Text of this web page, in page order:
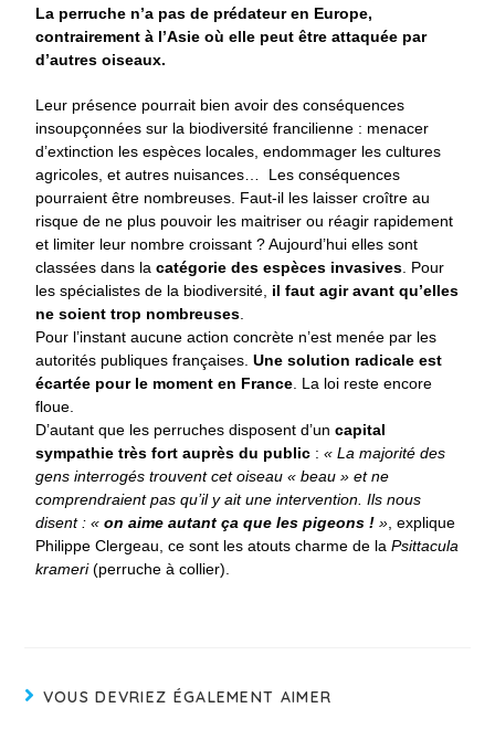
La perruche n’a pas de prédateur en Europe,
contrairement à l’Asie où elle peut être attaquée par
d’autres oiseaux.
Leur présence pourrait bien avoir des conséquences
insoupçonnées sur la biodiversité francilienne : menacer
d’extinction les espèces locales, endommager les cultures
agricoles, et autres nuisances… Les conséquences
pourraient être nombreuses. Faut-il les laisser croître au
risque de ne plus pouvoir les maitriser ou réagir rapidement
et limiter leur nombre croissant ? Aujourd’hui elles sont
classées dans lacatégorie des espèces invasives . Pour
les spécialistes de la biodiversité, il faut agir avant qu’elles
ne soient trop nombreuses
Pour l’instant aucune action concrète n’est menée par les
autorités publiques françaises.Une solution radicale est
écartée pour le moment en France . La loi reste encore
floue.
D’autant que les perruches disposent d’uncapital
sympathie très fort auprès du public :« La majorité des
gens interrogés trouvent cet oiseau « beau » et ne
comprendraient pas qu’il y ait une intervention. Ils nous
disent : «on aime autant ça que les pigeons !» , explique
Philippe Clergeau, ce sont les atouts charme de laPsittacula
krameri(perruche à collier).
VOUS DEVRIEZ ÉGALEMENT AIMER